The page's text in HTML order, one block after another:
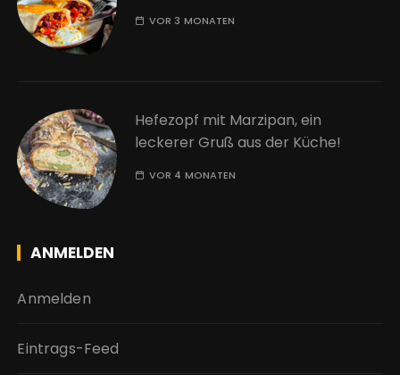
VOR 3 MONATEN
Hefezopf mit Marzipan, ein
leckerer Gruß aus der Küche!
VOR 4 MONATEN
ANMELDEN
Anmelden
Eintrags-Feed